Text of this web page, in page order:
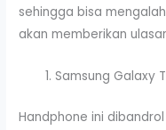
sehingga bisa
akan memberikan
Samsung Galaxy
Handphone ini